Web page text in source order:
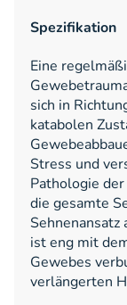
Spezifikation
Eine
sich in
katabolen
Stress und
Pathologie
die gesamte
ist eng mit
Gewebes
verlängerten